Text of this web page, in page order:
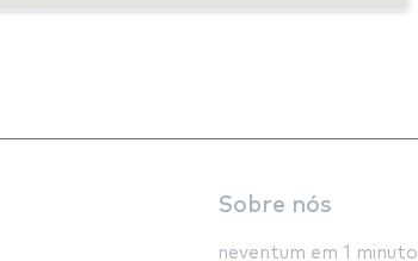
Sobre nós
neventum em 1 minuto